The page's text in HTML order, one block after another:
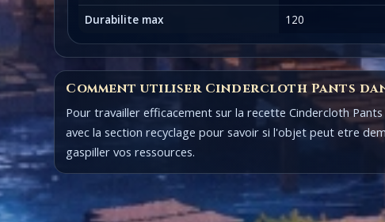
Durabilite max
120
Comment utiliser Cindercloth Pants
Pour travailler efficacement sur la recette Cindercloth
avec la section recyclage pour savoir si l'objet peut etre
gaspiller vos ressources.